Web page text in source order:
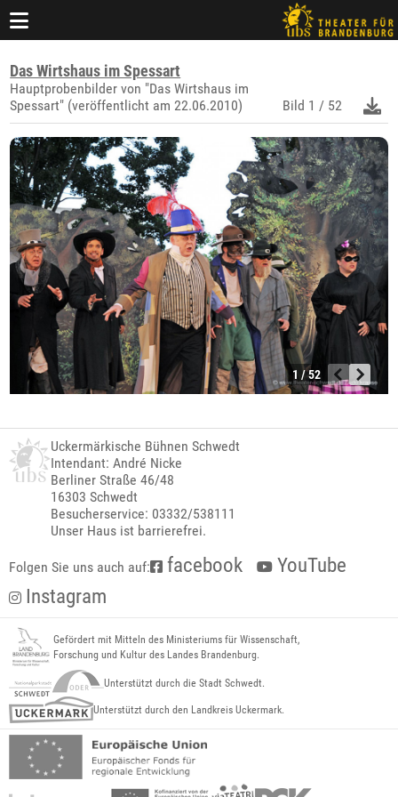
Das Wirtshaus im Spessart
Hauptprobenbilder von "Das Wirtshaus im
Spessart" (veröffentlicht am 22.06.2010)
Bild 1 / 52
1 / 52
Uckermärkische Bühnen Schwedt
Intendant: André Nicke
Berliner Straße 46/48
16303 Schwedt
Besucherservice: 03332/538111
Unser Haus ist barrierefrei.
Folgen Sie uns auch auf: facebook
YouTube
Instagram
Gefördert mit Mitteln des Ministeriums für Wissenschaft,
Forschung und Kultur des Landes Brandenburg.
Unterstützt durch die Stadt Schwedt.
Unterstützt durch den Landkreis Uckermark.